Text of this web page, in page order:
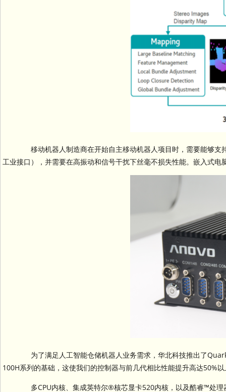
移动机器人制造商在开始自主移动机器人项目时，需要能够支
工业接口），并需要在高振动和信号干扰下丝毫不损失性能。嵌入式
为了满足人工智能仓储机器人业务需求，华北科技推出了
100H系列的基础，这使我们的控制器与前几代相比性能提升高达50%
多CPU内核、集成英特尔®核芯显卡520内核，以及酷睿™处理